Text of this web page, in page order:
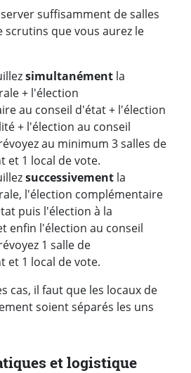
suffisamment de salles
scrutins que vous aurez le
simultanément la
+ l'élection
au conseil d'état + l'élection
+ l'élection au conseil
au minimum 3 salles de
et 1 local de vote.
successivement la
l'élection complémentaire
puis l'élection à la
enfin l'élection au conseil
1 salle de
et 1 local de vote.
cas, il faut que les locaux de
soient séparés les uns
et logistique